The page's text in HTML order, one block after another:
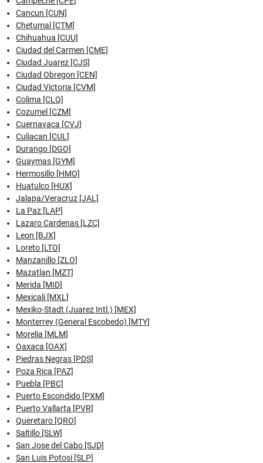
Cancun [CUN]
Chetumal [CTM]
Chihuahua [CUU]
Ciudad del Carmen [CME]
Ciudad Juarez [CJS]
Ciudad Obregon [CEN]
Ciudad Victoria [CVM]
Colima [CLQ]
Cozumel [CZM]
Cuernavaca [CVJ]
Culiacan [CUL]
Durango [DGO]
Guaymas [GYM]
Hermosillo [HMO]
Huatulco [HUX]
Jalapa/Veracruz [JAL]
La Paz [LAP]
Lazaro Cardenas [LZC]
Leon [BJX]
Loreto [LTO]
Manzanillo [ZLO]
Mazatlan [MZT]
Merida [MID]
Mexicali [MXL]
Mexiko-Stadt (Juarez Intl.) [MEX]
Monterrey (General Escobedo) [MTY]
Morelia [MLM]
Oaxaca [OAX]
Piedras Negras [PDS]
Poza Rica [PAZ]
Puebla [PBC]
Puerto Escondido [PXM]
Puerto Vallarta [PVR]
Queretaro [QRO]
Saltillo [SLW]
San Jose del Cabo [SJD]
San Luis Potosi [SLP]